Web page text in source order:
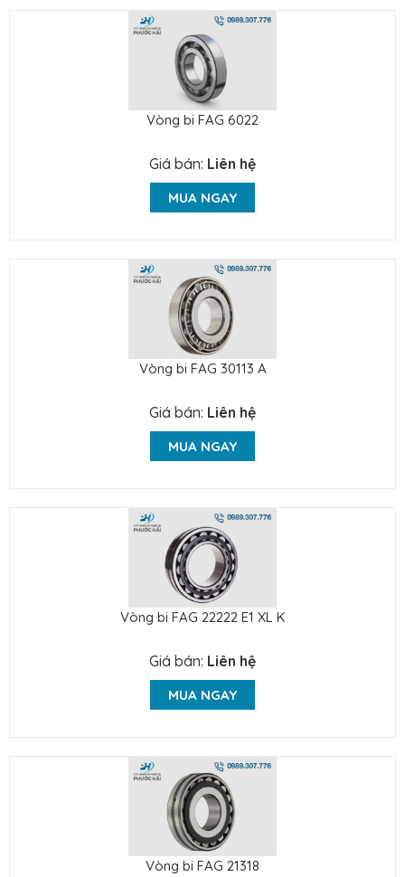
Vòng bi FAG 6022
Giá bán: Liên hệ
MUA NGAY
Vòng bi FAG 30113 A
Giá bán: Liên hệ
MUA NGAY
Vòng bi FAG 22222 E1 XL K
Giá bán: Liên hệ
MUA NGAY
Vòng bi FAG 21318